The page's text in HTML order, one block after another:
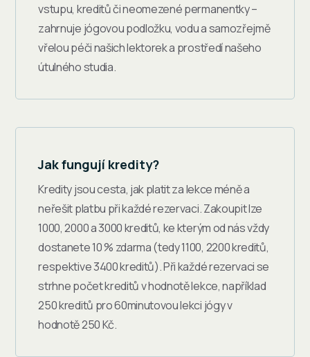
vstupu, kreditů či neomezené permanentky –
zahrnuje jógovou podložku, vodu a samozřejmě
vřelou péči našich lektorek a prostředí našeho
útulného studia.
Jak fungují kredity?
Kredity jsou cesta, jak platit za lekce méně a
neřešit platbu při každé rezervaci. Zakoupit lze
1000, 2000 a 3000 kreditů, ke kterým od nás vždy
dostanete 10 % zdarma (tedy 1100, 2200 kreditů,
respektive 3400 kreditů). Při každé rezervaci se
strhne počet kreditů v hodnotě lekce, například
250 kreditů pro 60minutovou lekci jógy v
hodnotě 250 Kč.